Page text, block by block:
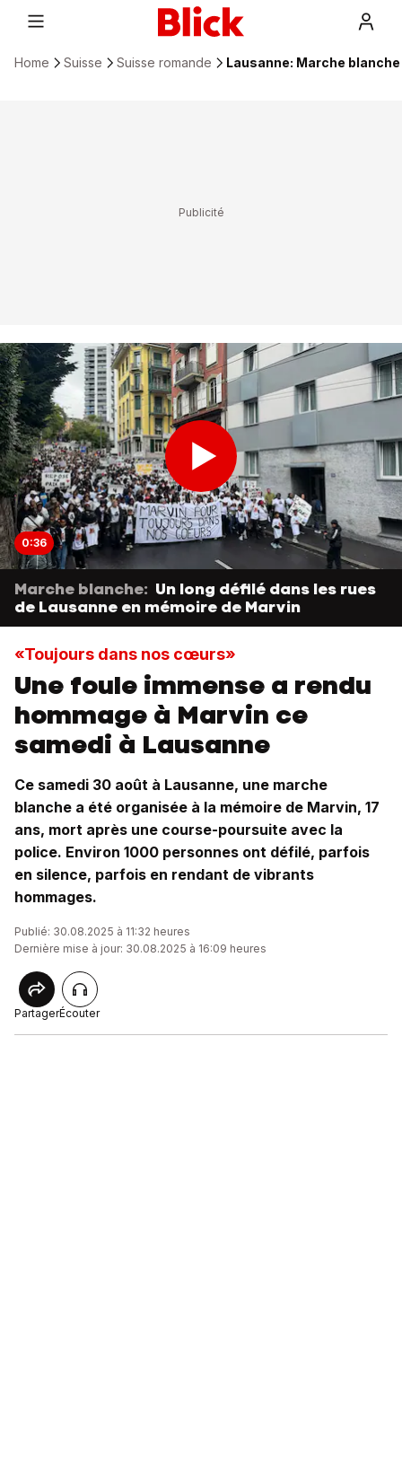
Home Suisse Suisse romande Lausanne: Marche
0:36
Marche blanche: Un long défilé dans les rues
de Lausanne en mémoire de Marvin
«Toujours dans nos cœurs»
Une foule immense a rendu
hommage à Marvin ce
samedi à Lausanne
Ce samedi 30 août à Lausanne, une marche
blanche a été organisée à la mémoire de Marvin, 17
ans, mort après une course-poursuite avec la
police. Environ 1000 personnes ont défilé, parfois
en silence, parfois en rendant de vibrants
hommages.
Publié: 30.08.2025 à 11:32 heures
Dernière mise à jour: 30.08.2025 à 16:09 heures
PartagerÉcouter